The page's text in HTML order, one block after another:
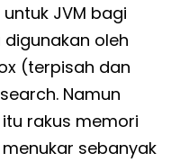
JVM bagi
oleh
(terpisah dan
Namun
rakus memori
sebanyak